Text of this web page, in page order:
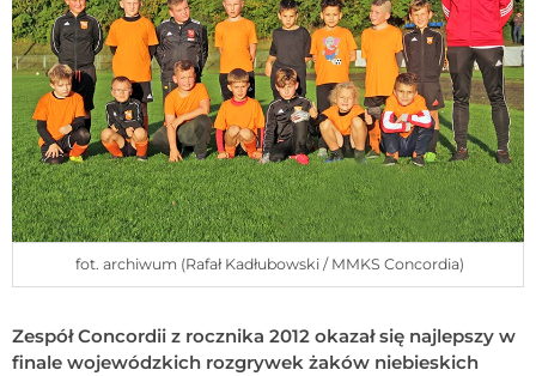
fot. archiwum (Rafał Kadłubowski / MMKS Concordia)
Zespół Concordii z rocznika 2012 okazał się najlepszy w
finale wojewódzkich rozgrywek żaków niebieskich